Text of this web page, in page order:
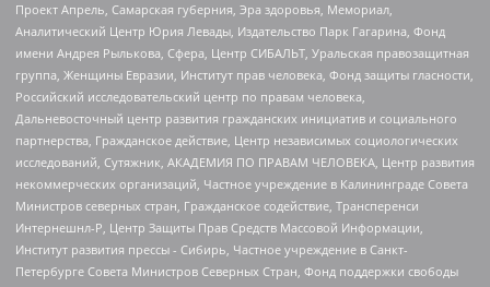
Проект Апрель, Самарская губерния, Эра здоровья, Мемориал,
Аналитический Центр Юрия Левады, Издательство Парк Гагарина, Фонд
имени Андрея Рылькова, Сфера, Центр СИБАЛЬТ, Уральская правозащитная
группа, Женщины Евразии, Институт прав человека, Фонд защиты гласности,
Российский исследовательский центр по правам человека,
Дальневосточный центр развития гражданских инициатив и социального
партнерства, Гражданское действие, Центр независимых социологических
исследований, Сутяжник, АКАДЕМИЯ ПО ПРАВАМ ЧЕЛОВЕКА, Центр развития
некоммерческих организаций, Частное учреждение в Калининграде Совета
Министров северных стран, Гражданское содействие, Трансперенси
Интернешнл-Р, Центр Защиты Прав Средств Массовой Информации,
Институт развития прессы - Сибирь, Частное учреждение в Санкт-
Петербурге Совета Министров Северных Стран, Фонд поддержки свободы